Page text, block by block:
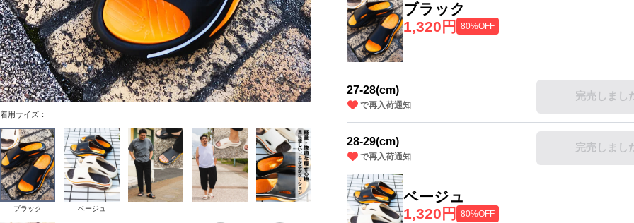
ブラック
1,320円
80%OFF
27-28(cm)
で再入荷通知
完売しまし
28-29(cm)
で再入荷通知
完売しまし
ベージュ
1,320円
80%OFF
着用サイズ：
ブラック ベージュ